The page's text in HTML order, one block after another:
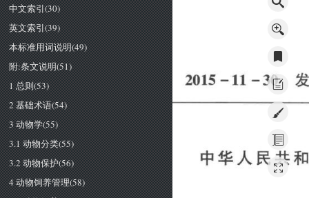
中文索引(30)
英文索引(39)
本标准用词说明(49)
附:条文说明(51)
1 总则(53)
2 基础术语(54)
3 动物学(55)
3.1 动物分类(55)
3.2 动物保护(56)
4 动物饲养管理(58)